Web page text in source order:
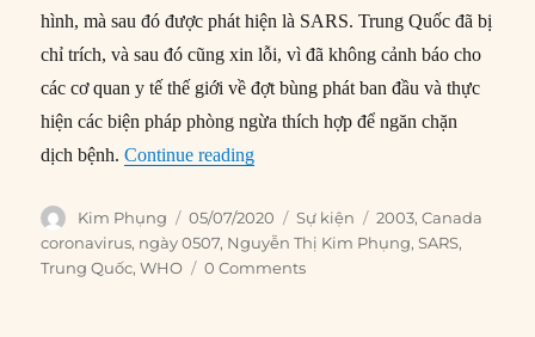
hình, mà sau đó được phát hiện là SARS. Trung Quốc đã bị
chỉ trích, và sau đó cũng xin lỗi, vì đã không cảnh báo cho
các cơ quan y tế thế giới về đợt bùng phát ban đầu và thực
hiện các biện pháp phòng ngừa thích hợp để ngăn chặn
dịch bệnh.Continue reading“05/07/2003: WHO tuyên bố SARS
Author
Kim Phụng
Posted
on
05/07/2020 Categories
Sự kiện Tags
2003,Canada
coronavirus, ngày 0507, Nguyễn Thị Kim Phụng,SARS,
Trung Quốc,WHO 0 Comments